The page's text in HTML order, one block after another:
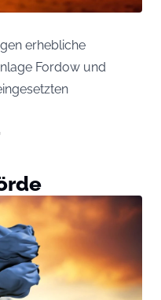
erhebliche
Fordow und